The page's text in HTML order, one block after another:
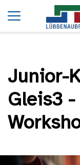
Startseite
Junior-Kochen
Junior-
Gleis3